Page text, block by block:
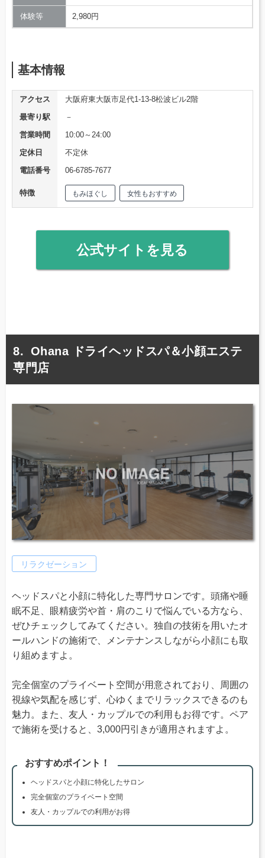
体験等 2,980円
基本情報
アクセス
大阪府東大阪市足代1-13-8松波ビル2階
最寄り駅
－
営業時間
10:00～24:00
定休日
不定休
電話番号
06-6785-7677
特徴 もみほぐし 女性もおすすめ
公式サイトを見る
Ohana ドライヘッドスパ＆小顔エステ
専門店
リラクゼーション
ヘッドスパと小顔に特化した専門サロンです。頭痛や睡
眠不足、眼精疲労や首・肩のこりで悩んでいる方なら、
ぜひチェックしてみてください。独自の技術を用いたオ
ールハンドの施術で、メンテナンスしながら小顔にも取
り組めますよ。
完全個室のプライベート空間が用意されており、周囲の
視線や気配を感じず、心ゆくまでリラックスできるのも
魅力。また、友人・カップルでの利用もお得です。ペア
で施術を受けると、3,000円引きが適用されますよ。
おすすめポイント！
ヘッドスパと小顔に特化したサロン
完全個室のプライベート空間
友人・カップルでの利用がお得